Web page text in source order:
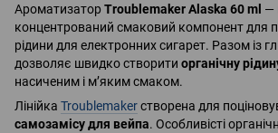
Ароматизатор Troublemaker Alaska 60 ml —
концентрований смаковий компонент для
рідини для електронних сигарет. Разом із
дозволяє швидко створити органічну
насиченим і м’яким смаком.
Лінійка Troublemakerстворена для
самозамісу для вейпа. Особливісті